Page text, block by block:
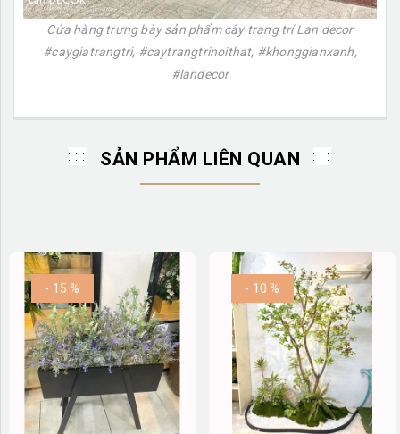
Cửa hàng trưng bày sản phẩm cây trang trí Lan decor
#caygiatrangtri, #caytrangtrinoithat, #khonggianxanh,
#landecor
SẢN PHẨM LIÊN QUAN
- 15 % - 10 %